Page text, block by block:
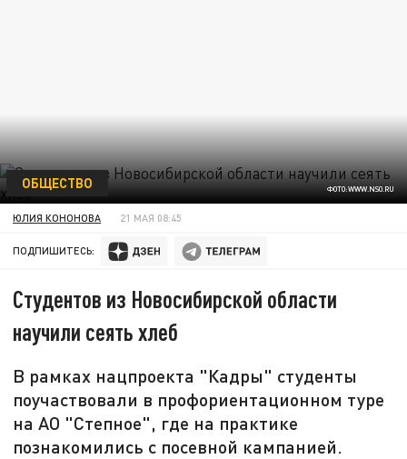
ФОТО:WWW.NSO.RU
ОБЩЕСТВО
ЮЛИЯ КОНОНОВА 21 МАЯ 08:45
ПОДПИШИТЕСЬ:
Студентов из Новосибирской области
научили сеять хлеб
В рамках нацпроекта "Кадры" студенты
поучаствовали в профориентационном туре
на АО "Степное", где на практике
познакомились с посевной кампанией.